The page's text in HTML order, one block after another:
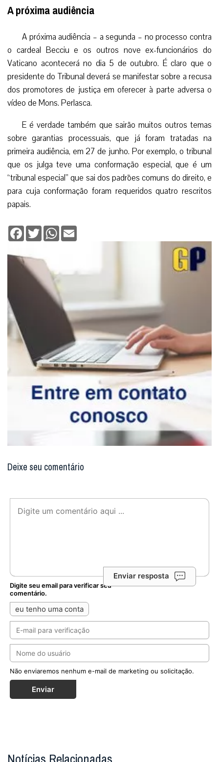
A próxima audiência
A próxima audiência – a segunda – no processo contra
o cardeal Becciu e os outros nove ex-funcionários do
Vaticano acontecerá no dia 5 de outubro. É claro que o
presidente do Tribunal deverá se manifestar sobre a recusa
dos promotores de justiça em oferecer à parte adversa o
vídeo de Mons. Perlasca.
E é verdade também que sairão muitos outros temas
sobre garantias processuais, que já foram tratadas na
primeira audiência, em 27 de junho. Por exemplo, o tribunal
que os julga teve uma conformação especial, que é um
“tribunal especial” que sai dos padrões comuns do direito, e
para cuja conformação foram requeridos quatro rescritos
papais.
Facebook
TwitterWhatsApp
Deixe seu comentário
Enviar resposta
Digite seu email para verificar seu
comentário.
eu tenho uma conta
Não enviaremos nenhum e-mail de marketing ou solicitação.
Enviar